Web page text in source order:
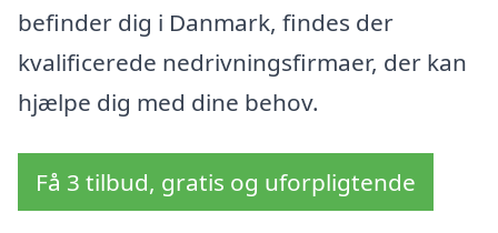
befinder dig i Danmark, findes der
kvalificerede nedrivningsfirmaer, der kan
hjælpe dig med dine behov.
Få 3 tilbud, gratis og uforpligtende